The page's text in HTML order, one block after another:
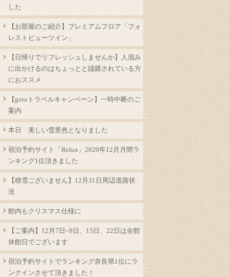
した
【お部屋のご紹介】プレミアムフロア「フォ
レストビューツイン」
【日帰りでリフレッシュしませんか】人混み
に出かけるのはちょっとと躊躇されている方
におススメ
【gotoトラベルキャンペーン】一時中断のご
案内
本日 美しい雪景色となりました
宿泊予約サイト「Relux」2020年12月月間ラ
ンキング1位頂きました
【積雪ございません】12月31日周辺道路状
況
館内もクリスマス仕様に
【ご案内】12月7日~9日、15日、22日は全館
休館日でございます
宿泊予約サイトでランキング奈良県1位にラ
ンクインさせて頂きました！